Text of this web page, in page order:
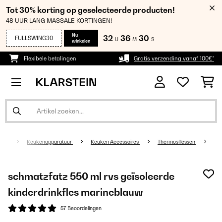
Tot 30% korting op geselecteerde producten!
48 UUR LANG MASSALE KORTINGEN!
FULLSWING30
Nu
winkelen
32 U 36 M 30 S
Flexibele betalingen Gratis verzending vanaf 100€*
Keukenapparatuur Keuken Accessoires Thermosflessen
schmatzfatz 550 ml rvs geïsoleerde
kinderdrinkfles marineblauw
57 Beoordelingen